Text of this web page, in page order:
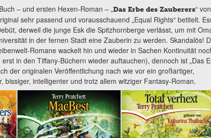
– und ersten Hexen-Roman – „Das Erbe des Zauberers“ von
sehr passend und vorausschauend „Equal Rights“ betitelt.
derweil die junge Esk die Spitzhornberge verlässt, um mit
in der fernen Stadt eine Zauberin zu werden. Skandalös!
Romane wackelt hin und wieder in Sachen Kontinuität
in den Tiffany-Büchern wieder auftauchen), dennoch ist „Das
der originalen Veröffentlichung nach wie vor ein großartiger,
bissiger, intelligenter und trotz allem witziger Fantasy-Roman.